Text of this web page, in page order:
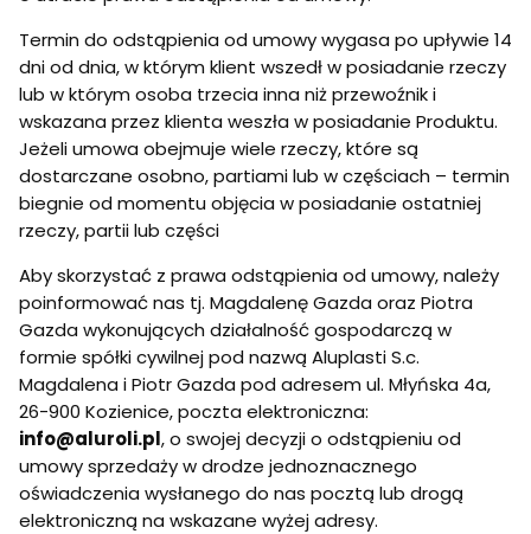
Termin do odstąpienia od umowy wygasa po upływie 14
dni od dnia, w którym klient wszedł w posiadanie rzeczy
lub w którym osoba trzecia inna niż przewoźnik i
wskazana przez klienta weszła w posiadanie Produktu.
Jeżeli umowa obejmuje wiele rzeczy, które są
dostarczane osobno, partiami lub w częściach – termin
biegnie od momentu objęcia w posiadanie ostatniej
rzeczy, partii lub części
Aby skorzystać z prawa odstąpienia od umowy, należy
poinformować nas tj. Magdalenę Gazda oraz Piotra
Gazda wykonujących działalność gospodarczą w
formie spółki cywilnej pod nazwą Aluplasti S.c.
Magdalena i Piotr Gazda pod adresem ul. Młyńska 4a,
26-900 Kozienice, poczta elektroniczna:
info@aluroli.pl, o swojej decyzji o odstąpieniu od
umowy sprzedaży w drodze jednoznacznego
oświadczenia wysłanego do nas pocztą lub drogą
elektroniczną na wskazane wyżej adresy.